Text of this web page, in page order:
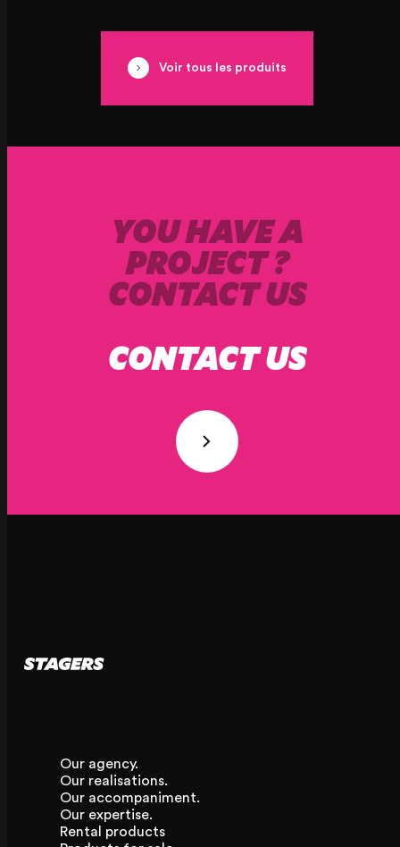
Voir tous les produits
YOU HAVE A
PROJECT ?
CONTACT US
CONTACT US
Our agency.
Our realisations.
Our accompaniment.
Our expertise.
Rental products